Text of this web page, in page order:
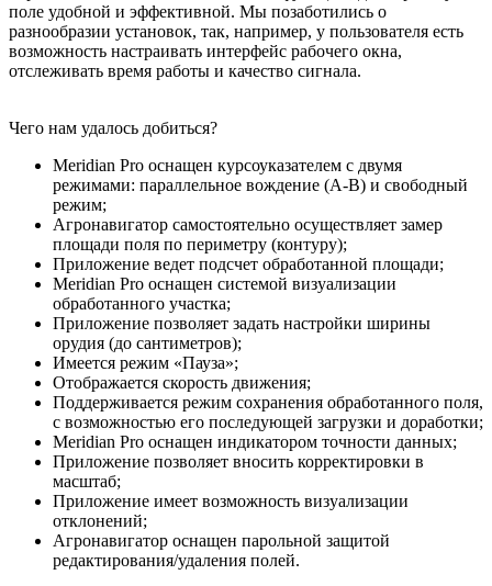
поле удобной и эффективной. Мы позаботились о
разнообразии установок, так, например, у пользователя есть
возможность настраивать интерфейс рабочего окна,
отслеживать время работы и качество сигнала.
Чего нам удалось добиться?
Meridian Pro оснащен курсоуказателем с двумя
режимами: параллельное вождение (A-B) и свободный
режим;
Агронавигатор самостоятельно осуществляет замер
площади поля по периметру (контуру);
Приложение ведет подсчет обработанной площади;
Meridian Pro оснащен системой визуализации
обработанного участка;
Приложение позволяет задать настройки ширины
орудия (до сантиметров);
Имеется режим «Пауза»;
Отображается скорость движения;
Поддерживается режим сохранения обработанного поля,
с возможностью его последующей загрузки и доработки;
Meridian Pro оснащен индикатором точности данных;
Приложение позволяет вносить корректировки в
масштаб;
Приложение имеет возможность визуализации
отклонений;
Агронавигатор оснащен парольной защитой
редактирования/удаления полей.